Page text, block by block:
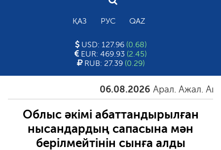
ҚАЗ РУС QAZ
USD: 127.96 (0.68)
EUR: 469.93 (2.45)
RUB: 27.39 (0.29)
06.08.2026 Арал. Ажал. Айғақ
Облыс әкімі абаттандырылған
нысандардың сапасына мән
берілмейтінін сынға алды